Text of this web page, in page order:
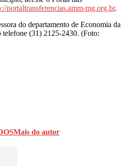
portaltransferencias.amm-mg.org.br.
do departamento de Economia da
(31) 2125-2430. (Foto:
Mais do autor